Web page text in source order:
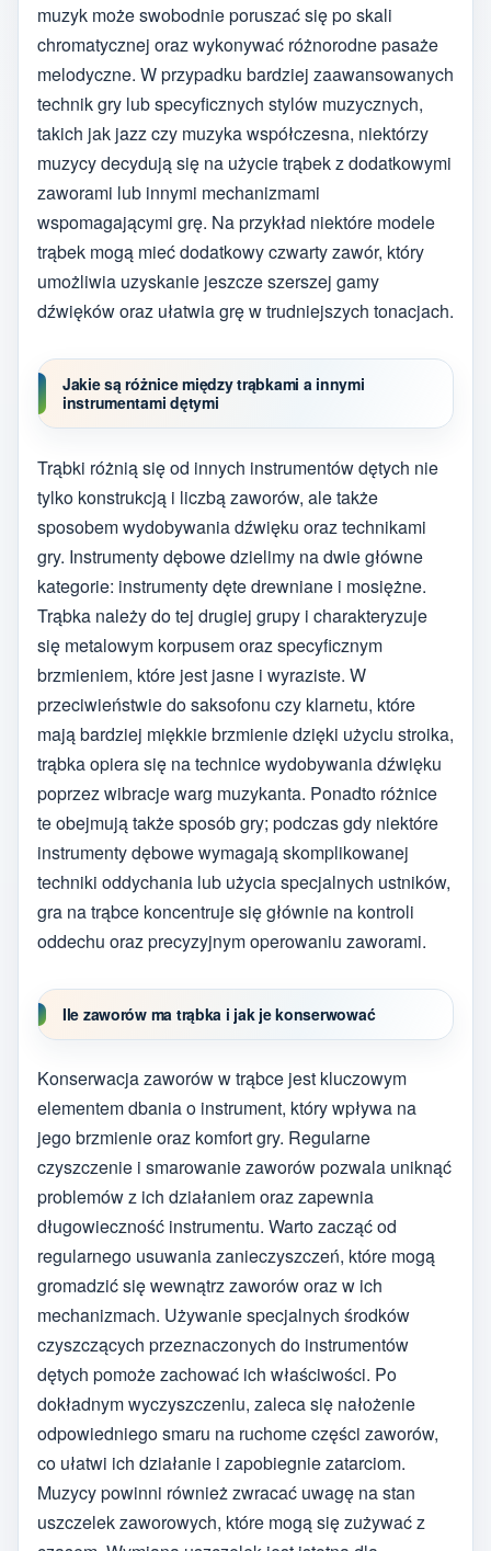
muzyk może swobodnie poruszać się po skali
chromatycznej oraz wykonywać różnorodne pasaże
melodyczne. W przypadku bardziej zaawansowanych
technik gry lub specyficznych stylów muzycznych,
takich jak jazz czy muzyka współczesna, niektórzy
muzycy decydują się na użycie trąbek z dodatkowymi
zaworami lub innymi mechanizmami
wspomagającymi grę. Na przykład niektóre modele
trąbek mogą mieć dodatkowy czwarty zawór, który
umożliwia uzyskanie jeszcze szerszej gamy
dźwięków oraz ułatwia grę w trudniejszych tonacjach.
Jakie są różnice między trąbkami a innymi
instrumentami dętymi
Trąbki różnią się od innych instrumentów dętych nie
tylko konstrukcją i liczbą zaworów, ale także
sposobem wydobywania dźwięku oraz technikami
gry. Instrumenty dębowe dzielimy na dwie główne
kategorie: instrumenty dęte drewniane i mosiężne.
Trąbka należy do tej drugiej grupy i charakteryzuje
się metalowym korpusem oraz specyficznym
brzmieniem, które jest jasne i wyraziste. W
przeciwieństwie do saksofonu czy klarnetu, które
mają bardziej miękkie brzmienie dzięki użyciu stroika,
trąbka opiera się na technice wydobywania dźwięku
poprzez wibracje warg muzykanta. Ponadto różnice
te obejmują także sposób gry; podczas gdy niektóre
instrumenty dębowe wymagają skomplikowanej
techniki oddychania lub użycia specjalnych ustników,
gra na trąbce koncentruje się głównie na kontroli
oddechu oraz precyzyjnym operowaniu zaworami.
Ile zaworów ma trąbka i jak je konserwować
Konserwacja zaworów w trąbce jest kluczowym
elementem dbania o instrument, który wpływa na
jego brzmienie oraz komfort gry. Regularne
czyszczenie i smarowanie zaworów pozwala uniknąć
problemów z ich działaniem oraz zapewnia
długowieczność instrumentu. Warto zacząć od
regularnego usuwania zanieczyszczeń, które mogą
gromadzić się wewnątrz zaworów oraz w ich
mechanizmach. Używanie specjalnych środków
czyszczących przeznaczonych do instrumentów
dętych pomoże zachować ich właściwości. Po
dokładnym wyczyszczeniu, zaleca się nałożenie
odpowiedniego smaru na ruchome części zaworów,
co ułatwi ich działanie i zapobiegnie zatarciom.
Muzycy powinni również zwracać uwagę na stan
uszczelek zaworowych, które mogą się zużywać z